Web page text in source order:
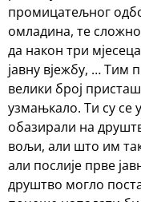
промицатељног
омладина, те
да након три
јавну вјежбу, … Тим
велики број
узмањкало. Ти су се
обазирали на
вољи, али што им
али послије прве
друштво могло